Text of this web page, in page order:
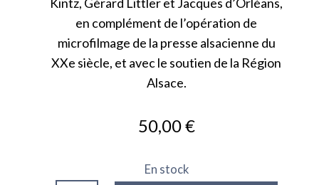
en complément de l’opération de
microfilmage de la presse alsacienne du
XXe siècle, et avec le soutien de la Région
Alsace.
50,00€
En stock